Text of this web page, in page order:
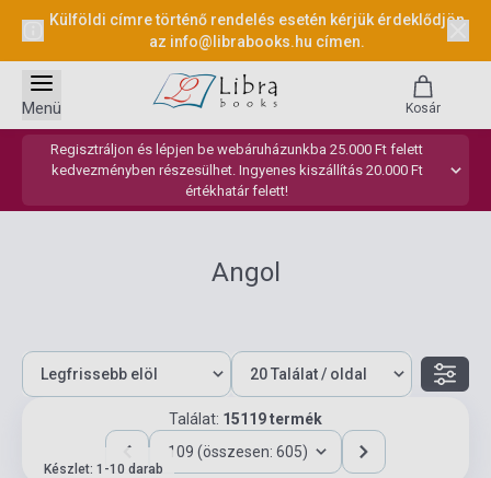
Külföldi címre történő rendelés esetén kérjük érdeklődjön
az info@librabooks.hu címen.
Regisztráljon és lépjen be webáruházunkba 25.000 Ft felett
kedvezményben részesülhet. Ingyenes kiszállítás 20.000 Ft
értékhatár felett!
Menü Kosár
Angol
Találat: 15119 termék
109 (összesen: 605)
Készlet: 1-10 darab